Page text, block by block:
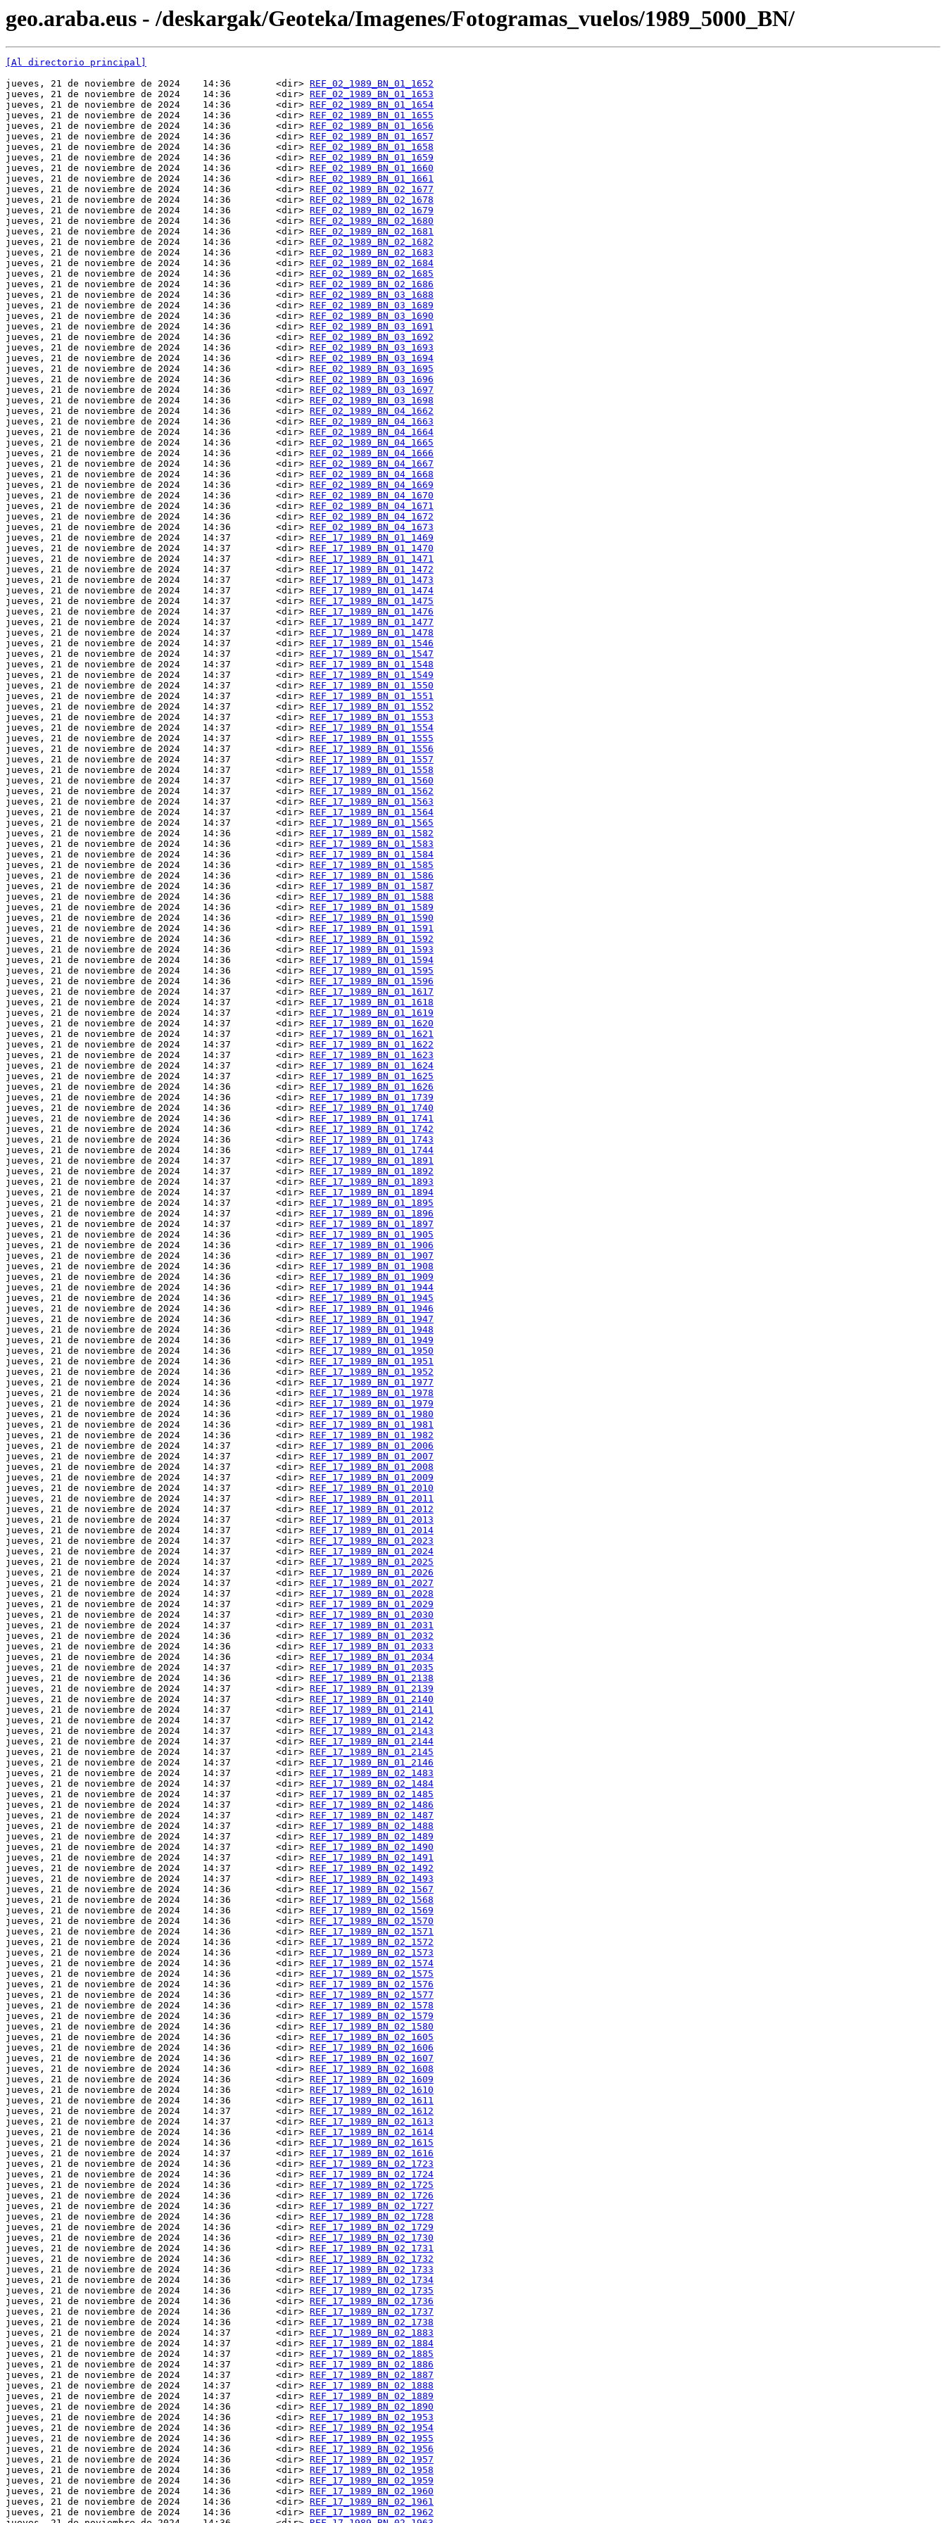
geo.araba.eus - /deskargak/Geoteka/Imagenes/Fotogramas_vuelos/1989_5000_BN/
[Al directorio principal]
jueves, 21 de noviembre de 2024    14:36        <dir> REF_02_1989_BN_01_1652
jueves, 21 de noviembre de 2024    14:36        <dir> REF_02_1989_BN_01_1653
jueves, 21 de noviembre de 2024    14:36        <dir> REF_02_1989_BN_01_1654
jueves, 21 de noviembre de 2024    14:36        <dir> REF_02_1989_BN_01_1655
jueves, 21 de noviembre de 2024    14:36        <dir> REF_02_1989_BN_01_1656
jueves, 21 de noviembre de 2024    14:36        <dir> REF_02_1989_BN_01_1657
jueves, 21 de noviembre de 2024    14:36        <dir> REF_02_1989_BN_01_1658
jueves, 21 de noviembre de 2024    14:36        <dir> REF_02_1989_BN_01_1659
jueves, 21 de noviembre de 2024    14:36        <dir> REF_02_1989_BN_01_1660
jueves, 21 de noviembre de 2024    14:36        <dir> REF_02_1989_BN_01_1661
jueves, 21 de noviembre de 2024    14:36        <dir> REF_02_1989_BN_02_1677
jueves, 21 de noviembre de 2024    14:36        <dir> REF_02_1989_BN_02_1678
jueves, 21 de noviembre de 2024    14:36        <dir> REF_02_1989_BN_02_1679
jueves, 21 de noviembre de 2024    14:36        <dir> REF_02_1989_BN_02_1680
jueves, 21 de noviembre de 2024    14:36        <dir> REF_02_1989_BN_02_1681
jueves, 21 de noviembre de 2024    14:36        <dir> REF_02_1989_BN_02_1682
jueves, 21 de noviembre de 2024    14:36        <dir> REF_02_1989_BN_02_1683
jueves, 21 de noviembre de 2024    14:36        <dir> REF_02_1989_BN_02_1684
jueves, 21 de noviembre de 2024    14:36        <dir> REF_02_1989_BN_02_1685
jueves, 21 de noviembre de 2024    14:36        <dir> REF_02_1989_BN_02_1686
jueves, 21 de noviembre de 2024    14:36        <dir> REF_02_1989_BN_03_1688
jueves, 21 de noviembre de 2024    14:36        <dir> REF_02_1989_BN_03_1689
jueves, 21 de noviembre de 2024    14:36        <dir> REF_02_1989_BN_03_1690
jueves, 21 de noviembre de 2024    14:36        <dir> REF_02_1989_BN_03_1691
jueves, 21 de noviembre de 2024    14:36        <dir> REF_02_1989_BN_03_1692
jueves, 21 de noviembre de 2024    14:36        <dir> REF_02_1989_BN_03_1693
jueves, 21 de noviembre de 2024    14:36        <dir> REF_02_1989_BN_03_1694
jueves, 21 de noviembre de 2024    14:36        <dir> REF_02_1989_BN_03_1695
jueves, 21 de noviembre de 2024    14:36        <dir> REF_02_1989_BN_03_1696
jueves, 21 de noviembre de 2024    14:36        <dir> REF_02_1989_BN_03_1697
jueves, 21 de noviembre de 2024    14:36        <dir> REF_02_1989_BN_03_1698
jueves, 21 de noviembre de 2024    14:36        <dir> REF_02_1989_BN_04_1662
jueves, 21 de noviembre de 2024    14:36        <dir> REF_02_1989_BN_04_1663
jueves, 21 de noviembre de 2024    14:36        <dir> REF_02_1989_BN_04_1664
jueves, 21 de noviembre de 2024    14:36        <dir> REF_02_1989_BN_04_1665
jueves, 21 de noviembre de 2024    14:36        <dir> REF_02_1989_BN_04_1666
jueves, 21 de noviembre de 2024    14:36        <dir> REF_02_1989_BN_04_1667
jueves, 21 de noviembre de 2024    14:36        <dir> REF_02_1989_BN_04_1668
jueves, 21 de noviembre de 2024    14:36        <dir> REF_02_1989_BN_04_1669
jueves, 21 de noviembre de 2024    14:36        <dir> REF_02_1989_BN_04_1670
jueves, 21 de noviembre de 2024    14:36        <dir> REF_02_1989_BN_04_1671
jueves, 21 de noviembre de 2024    14:36        <dir> REF_02_1989_BN_04_1672
jueves, 21 de noviembre de 2024    14:36        <dir> REF_02_1989_BN_04_1673
jueves, 21 de noviembre de 2024    14:37        <dir> REF_17_1989_BN_01_1469
jueves, 21 de noviembre de 2024    14:37        <dir> REF_17_1989_BN_01_1470
jueves, 21 de noviembre de 2024    14:37        <dir> REF_17_1989_BN_01_1471
jueves, 21 de noviembre de 2024    14:37        <dir> REF_17_1989_BN_01_1472
jueves, 21 de noviembre de 2024    14:37        <dir> REF_17_1989_BN_01_1473
jueves, 21 de noviembre de 2024    14:37        <dir> REF_17_1989_BN_01_1474
jueves, 21 de noviembre de 2024    14:37        <dir> REF_17_1989_BN_01_1475
jueves, 21 de noviembre de 2024    14:37        <dir> REF_17_1989_BN_01_1476
jueves, 21 de noviembre de 2024    14:37        <dir> REF_17_1989_BN_01_1477
jueves, 21 de noviembre de 2024    14:37        <dir> REF_17_1989_BN_01_1478
jueves, 21 de noviembre de 2024    14:37        <dir> REF_17_1989_BN_01_1546
jueves, 21 de noviembre de 2024    14:37        <dir> REF_17_1989_BN_01_1547
jueves, 21 de noviembre de 2024    14:37        <dir> REF_17_1989_BN_01_1548
jueves, 21 de noviembre de 2024    14:37        <dir> REF_17_1989_BN_01_1549
jueves, 21 de noviembre de 2024    14:37        <dir> REF_17_1989_BN_01_1550
jueves, 21 de noviembre de 2024    14:37        <dir> REF_17_1989_BN_01_1551
jueves, 21 de noviembre de 2024    14:37        <dir> REF_17_1989_BN_01_1552
jueves, 21 de noviembre de 2024    14:37        <dir> REF_17_1989_BN_01_1553
jueves, 21 de noviembre de 2024    14:37        <dir> REF_17_1989_BN_01_1554
jueves, 21 de noviembre de 2024    14:37        <dir> REF_17_1989_BN_01_1555
jueves, 21 de noviembre de 2024    14:37        <dir> REF_17_1989_BN_01_1556
jueves, 21 de noviembre de 2024    14:37        <dir> REF_17_1989_BN_01_1557
jueves, 21 de noviembre de 2024    14:37        <dir> REF_17_1989_BN_01_1558
jueves, 21 de noviembre de 2024    14:37        <dir> REF_17_1989_BN_01_1560
jueves, 21 de noviembre de 2024    14:37        <dir> REF_17_1989_BN_01_1562
jueves, 21 de noviembre de 2024    14:37        <dir> REF_17_1989_BN_01_1563
jueves, 21 de noviembre de 2024    14:37        <dir> REF_17_1989_BN_01_1564
jueves, 21 de noviembre de 2024    14:37        <dir> REF_17_1989_BN_01_1565
jueves, 21 de noviembre de 2024    14:36        <dir> REF_17_1989_BN_01_1582
jueves, 21 de noviembre de 2024    14:36        <dir> REF_17_1989_BN_01_1583
jueves, 21 de noviembre de 2024    14:36        <dir> REF_17_1989_BN_01_1584
jueves, 21 de noviembre de 2024    14:36        <dir> REF_17_1989_BN_01_1585
jueves, 21 de noviembre de 2024    14:36        <dir> REF_17_1989_BN_01_1586
jueves, 21 de noviembre de 2024    14:36        <dir> REF_17_1989_BN_01_1587
jueves, 21 de noviembre de 2024    14:36        <dir> REF_17_1989_BN_01_1588
jueves, 21 de noviembre de 2024    14:36        <dir> REF_17_1989_BN_01_1589
jueves, 21 de noviembre de 2024    14:36        <dir> REF_17_1989_BN_01_1590
jueves, 21 de noviembre de 2024    14:36        <dir> REF_17_1989_BN_01_1591
jueves, 21 de noviembre de 2024    14:36        <dir> REF_17_1989_BN_01_1592
jueves, 21 de noviembre de 2024    14:36        <dir> REF_17_1989_BN_01_1593
jueves, 21 de noviembre de 2024    14:36        <dir> REF_17_1989_BN_01_1594
jueves, 21 de noviembre de 2024    14:36        <dir> REF_17_1989_BN_01_1595
jueves, 21 de noviembre de 2024    14:36        <dir> REF_17_1989_BN_01_1596
jueves, 21 de noviembre de 2024    14:37        <dir> REF_17_1989_BN_01_1617
jueves, 21 de noviembre de 2024    14:37        <dir> REF_17_1989_BN_01_1618
jueves, 21 de noviembre de 2024    14:37        <dir> REF_17_1989_BN_01_1619
jueves, 21 de noviembre de 2024    14:37        <dir> REF_17_1989_BN_01_1620
jueves, 21 de noviembre de 2024    14:37        <dir> REF_17_1989_BN_01_1621
jueves, 21 de noviembre de 2024    14:37        <dir> REF_17_1989_BN_01_1622
jueves, 21 de noviembre de 2024    14:37        <dir> REF_17_1989_BN_01_1623
jueves, 21 de noviembre de 2024    14:37        <dir> REF_17_1989_BN_01_1624
jueves, 21 de noviembre de 2024    14:37        <dir> REF_17_1989_BN_01_1625
jueves, 21 de noviembre de 2024    14:36        <dir> REF_17_1989_BN_01_1626
jueves, 21 de noviembre de 2024    14:36        <dir> REF_17_1989_BN_01_1739
jueves, 21 de noviembre de 2024    14:36        <dir> REF_17_1989_BN_01_1740
jueves, 21 de noviembre de 2024    14:36        <dir> REF_17_1989_BN_01_1741
jueves, 21 de noviembre de 2024    14:36        <dir> REF_17_1989_BN_01_1742
jueves, 21 de noviembre de 2024    14:36        <dir> REF_17_1989_BN_01_1743
jueves, 21 de noviembre de 2024    14:36        <dir> REF_17_1989_BN_01_1744
jueves, 21 de noviembre de 2024    14:37        <dir> REF_17_1989_BN_01_1891
jueves, 21 de noviembre de 2024    14:37        <dir> REF_17_1989_BN_01_1892
jueves, 21 de noviembre de 2024    14:37        <dir> REF_17_1989_BN_01_1893
jueves, 21 de noviembre de 2024    14:37        <dir> REF_17_1989_BN_01_1894
jueves, 21 de noviembre de 2024    14:37        <dir> REF_17_1989_BN_01_1895
jueves, 21 de noviembre de 2024    14:37        <dir> REF_17_1989_BN_01_1896
jueves, 21 de noviembre de 2024    14:37        <dir> REF_17_1989_BN_01_1897
jueves, 21 de noviembre de 2024    14:36        <dir> REF_17_1989_BN_01_1905
jueves, 21 de noviembre de 2024    14:36        <dir> REF_17_1989_BN_01_1906
jueves, 21 de noviembre de 2024    14:36        <dir> REF_17_1989_BN_01_1907
jueves, 21 de noviembre de 2024    14:36        <dir> REF_17_1989_BN_01_1908
jueves, 21 de noviembre de 2024    14:36        <dir> REF_17_1989_BN_01_1909
jueves, 21 de noviembre de 2024    14:36        <dir> REF_17_1989_BN_01_1944
jueves, 21 de noviembre de 2024    14:36        <dir> REF_17_1989_BN_01_1945
jueves, 21 de noviembre de 2024    14:36        <dir> REF_17_1989_BN_01_1946
jueves, 21 de noviembre de 2024    14:36        <dir> REF_17_1989_BN_01_1947
jueves, 21 de noviembre de 2024    14:36        <dir> REF_17_1989_BN_01_1948
jueves, 21 de noviembre de 2024    14:36        <dir> REF_17_1989_BN_01_1949
jueves, 21 de noviembre de 2024    14:36        <dir> REF_17_1989_BN_01_1950
jueves, 21 de noviembre de 2024    14:36        <dir> REF_17_1989_BN_01_1951
jueves, 21 de noviembre de 2024    14:36        <dir> REF_17_1989_BN_01_1952
jueves, 21 de noviembre de 2024    14:36        <dir> REF_17_1989_BN_01_1977
jueves, 21 de noviembre de 2024    14:36        <dir> REF_17_1989_BN_01_1978
jueves, 21 de noviembre de 2024    14:36        <dir> REF_17_1989_BN_01_1979
jueves, 21 de noviembre de 2024    14:36        <dir> REF_17_1989_BN_01_1980
jueves, 21 de noviembre de 2024    14:36        <dir> REF_17_1989_BN_01_1981
jueves, 21 de noviembre de 2024    14:36        <dir> REF_17_1989_BN_01_1982
jueves, 21 de noviembre de 2024    14:37        <dir> REF_17_1989_BN_01_2006
jueves, 21 de noviembre de 2024    14:37        <dir> REF_17_1989_BN_01_2007
jueves, 21 de noviembre de 2024    14:37        <dir> REF_17_1989_BN_01_2008
jueves, 21 de noviembre de 2024    14:37        <dir> REF_17_1989_BN_01_2009
jueves, 21 de noviembre de 2024    14:37        <dir> REF_17_1989_BN_01_2010
jueves, 21 de noviembre de 2024    14:37        <dir> REF_17_1989_BN_01_2011
jueves, 21 de noviembre de 2024    14:37        <dir> REF_17_1989_BN_01_2012
jueves, 21 de noviembre de 2024    14:37        <dir> REF_17_1989_BN_01_2013
jueves, 21 de noviembre de 2024    14:37        <dir> REF_17_1989_BN_01_2014
jueves, 21 de noviembre de 2024    14:37        <dir> REF_17_1989_BN_01_2023
jueves, 21 de noviembre de 2024    14:37        <dir> REF_17_1989_BN_01_2024
jueves, 21 de noviembre de 2024    14:37        <dir> REF_17_1989_BN_01_2025
jueves, 21 de noviembre de 2024    14:37        <dir> REF_17_1989_BN_01_2026
jueves, 21 de noviembre de 2024    14:37        <dir> REF_17_1989_BN_01_2027
jueves, 21 de noviembre de 2024    14:37        <dir> REF_17_1989_BN_01_2028
jueves, 21 de noviembre de 2024    14:37        <dir> REF_17_1989_BN_01_2029
jueves, 21 de noviembre de 2024    14:37        <dir> REF_17_1989_BN_01_2030
jueves, 21 de noviembre de 2024    14:37        <dir> REF_17_1989_BN_01_2031
jueves, 21 de noviembre de 2024    14:36        <dir> REF_17_1989_BN_01_2032
jueves, 21 de noviembre de 2024    14:36        <dir> REF_17_1989_BN_01_2033
jueves, 21 de noviembre de 2024    14:36        <dir> REF_17_1989_BN_01_2034
jueves, 21 de noviembre de 2024    14:37        <dir> REF_17_1989_BN_01_2035
jueves, 21 de noviembre de 2024    14:36        <dir> REF_17_1989_BN_01_2138
jueves, 21 de noviembre de 2024    14:37        <dir> REF_17_1989_BN_01_2139
jueves, 21 de noviembre de 2024    14:37        <dir> REF_17_1989_BN_01_2140
jueves, 21 de noviembre de 2024    14:37        <dir> REF_17_1989_BN_01_2141
jueves, 21 de noviembre de 2024    14:37        <dir> REF_17_1989_BN_01_2142
jueves, 21 de noviembre de 2024    14:37        <dir> REF_17_1989_BN_01_2143
jueves, 21 de noviembre de 2024    14:37        <dir> REF_17_1989_BN_01_2144
jueves, 21 de noviembre de 2024    14:37        <dir> REF_17_1989_BN_01_2145
jueves, 21 de noviembre de 2024    14:37        <dir> REF_17_1989_BN_01_2146
jueves, 21 de noviembre de 2024    14:37        <dir> REF_17_1989_BN_02_1483
jueves, 21 de noviembre de 2024    14:37        <dir> REF_17_1989_BN_02_1484
jueves, 21 de noviembre de 2024    14:37        <dir> REF_17_1989_BN_02_1485
jueves, 21 de noviembre de 2024    14:37        <dir> REF_17_1989_BN_02_1486
jueves, 21 de noviembre de 2024    14:37        <dir> REF_17_1989_BN_02_1487
jueves, 21 de noviembre de 2024    14:37        <dir> REF_17_1989_BN_02_1488
jueves, 21 de noviembre de 2024    14:37        <dir> REF_17_1989_BN_02_1489
jueves, 21 de noviembre de 2024    14:37        <dir> REF_17_1989_BN_02_1490
jueves, 21 de noviembre de 2024    14:37        <dir> REF_17_1989_BN_02_1491
jueves, 21 de noviembre de 2024    14:37        <dir> REF_17_1989_BN_02_1492
jueves, 21 de noviembre de 2024    14:37        <dir> REF_17_1989_BN_02_1493
jueves, 21 de noviembre de 2024    14:36        <dir> REF_17_1989_BN_02_1567
jueves, 21 de noviembre de 2024    14:36        <dir> REF_17_1989_BN_02_1568
jueves, 21 de noviembre de 2024    14:36        <dir> REF_17_1989_BN_02_1569
jueves, 21 de noviembre de 2024    14:36        <dir> REF_17_1989_BN_02_1570
jueves, 21 de noviembre de 2024    14:36        <dir> REF_17_1989_BN_02_1571
jueves, 21 de noviembre de 2024    14:36        <dir> REF_17_1989_BN_02_1572
jueves, 21 de noviembre de 2024    14:36        <dir> REF_17_1989_BN_02_1573
jueves, 21 de noviembre de 2024    14:36        <dir> REF_17_1989_BN_02_1574
jueves, 21 de noviembre de 2024    14:36        <dir> REF_17_1989_BN_02_1575
jueves, 21 de noviembre de 2024    14:36        <dir> REF_17_1989_BN_02_1576
jueves, 21 de noviembre de 2024    14:36        <dir> REF_17_1989_BN_02_1577
jueves, 21 de noviembre de 2024    14:36        <dir> REF_17_1989_BN_02_1578
jueves, 21 de noviembre de 2024    14:36        <dir> REF_17_1989_BN_02_1579
jueves, 21 de noviembre de 2024    14:36        <dir> REF_17_1989_BN_02_1580
jueves, 21 de noviembre de 2024    14:36        <dir> REF_17_1989_BN_02_1605
jueves, 21 de noviembre de 2024    14:36        <dir> REF_17_1989_BN_02_1606
jueves, 21 de noviembre de 2024    14:36        <dir> REF_17_1989_BN_02_1607
jueves, 21 de noviembre de 2024    14:36        <dir> REF_17_1989_BN_02_1608
jueves, 21 de noviembre de 2024    14:36        <dir> REF_17_1989_BN_02_1609
jueves, 21 de noviembre de 2024    14:36        <dir> REF_17_1989_BN_02_1610
jueves, 21 de noviembre de 2024    14:36        <dir> REF_17_1989_BN_02_1611
jueves, 21 de noviembre de 2024    14:37        <dir> REF_17_1989_BN_02_1612
jueves, 21 de noviembre de 2024    14:37        <dir> REF_17_1989_BN_02_1613
jueves, 21 de noviembre de 2024    14:36        <dir> REF_17_1989_BN_02_1614
jueves, 21 de noviembre de 2024    14:36        <dir> REF_17_1989_BN_02_1615
jueves, 21 de noviembre de 2024    14:37        <dir> REF_17_1989_BN_02_1616
jueves, 21 de noviembre de 2024    14:36        <dir> REF_17_1989_BN_02_1723
jueves, 21 de noviembre de 2024    14:36        <dir> REF_17_1989_BN_02_1724
jueves, 21 de noviembre de 2024    14:36        <dir> REF_17_1989_BN_02_1725
jueves, 21 de noviembre de 2024    14:36        <dir> REF_17_1989_BN_02_1726
jueves, 21 de noviembre de 2024    14:36        <dir> REF_17_1989_BN_02_1727
jueves, 21 de noviembre de 2024    14:36        <dir> REF_17_1989_BN_02_1728
jueves, 21 de noviembre de 2024    14:36        <dir> REF_17_1989_BN_02_1729
jueves, 21 de noviembre de 2024    14:36        <dir> REF_17_1989_BN_02_1730
jueves, 21 de noviembre de 2024    14:36        <dir> REF_17_1989_BN_02_1731
jueves, 21 de noviembre de 2024    14:36        <dir> REF_17_1989_BN_02_1732
jueves, 21 de noviembre de 2024    14:36        <dir> REF_17_1989_BN_02_1733
jueves, 21 de noviembre de 2024    14:36        <dir> REF_17_1989_BN_02_1734
jueves, 21 de noviembre de 2024    14:36        <dir> REF_17_1989_BN_02_1735
jueves, 21 de noviembre de 2024    14:36        <dir> REF_17_1989_BN_02_1736
jueves, 21 de noviembre de 2024    14:36        <dir> REF_17_1989_BN_02_1737
jueves, 21 de noviembre de 2024    14:36        <dir> REF_17_1989_BN_02_1738
jueves, 21 de noviembre de 2024    14:37        <dir> REF_17_1989_BN_02_1883
jueves, 21 de noviembre de 2024    14:37        <dir> REF_17_1989_BN_02_1884
jueves, 21 de noviembre de 2024    14:37        <dir> REF_17_1989_BN_02_1885
jueves, 21 de noviembre de 2024    14:37        <dir> REF_17_1989_BN_02_1886
jueves, 21 de noviembre de 2024    14:37        <dir> REF_17_1989_BN_02_1887
jueves, 21 de noviembre de 2024    14:37        <dir> REF_17_1989_BN_02_1888
jueves, 21 de noviembre de 2024    14:37        <dir> REF_17_1989_BN_02_1889
jueves, 21 de noviembre de 2024    14:36        <dir> REF_17_1989_BN_02_1890
jueves, 21 de noviembre de 2024    14:36        <dir> REF_17_1989_BN_02_1953
jueves, 21 de noviembre de 2024    14:36        <dir> REF_17_1989_BN_02_1954
jueves, 21 de noviembre de 2024    14:36        <dir> REF_17_1989_BN_02_1955
jueves, 21 de noviembre de 2024    14:36        <dir> REF_17_1989_BN_02_1956
jueves, 21 de noviembre de 2024    14:36        <dir> REF_17_1989_BN_02_1957
jueves, 21 de noviembre de 2024    14:36        <dir> REF_17_1989_BN_02_1958
jueves, 21 de noviembre de 2024    14:36        <dir> REF_17_1989_BN_02_1959
jueves, 21 de noviembre de 2024    14:36        <dir> REF_17_1989_BN_02_1960
jueves, 21 de noviembre de 2024    14:36        <dir> REF_17_1989_BN_02_1961
jueves, 21 de noviembre de 2024    14:36        <dir> REF_17_1989_BN_02_1962